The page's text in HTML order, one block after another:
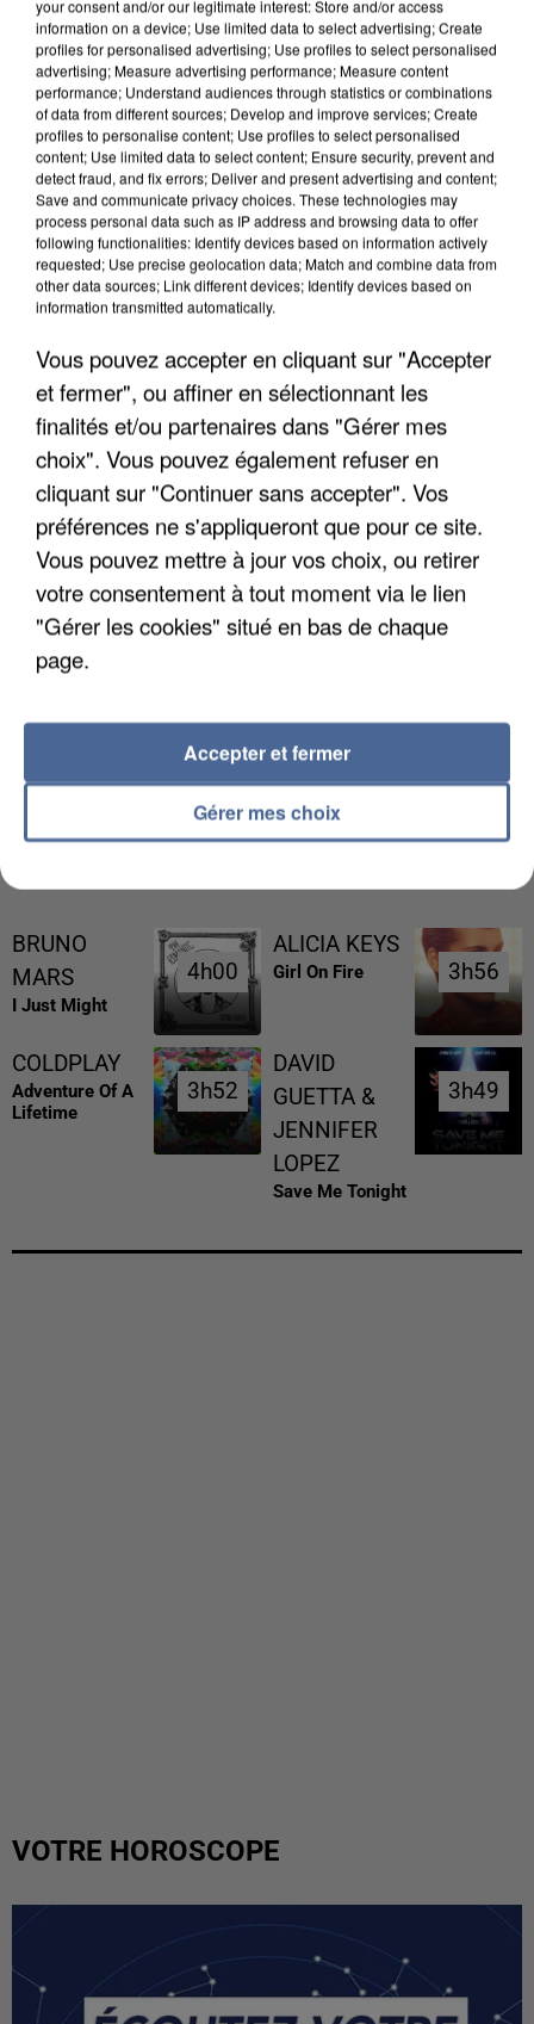
APRÈS TOUTES CES CANICULES, LES REFUGES
DE FAUNE SAUVAGE SONT...
L’UN DES FONDATEURS SUPPOSÉS DE LA DZ
MAFIA INTERPELLÉ EN ALGÉRIE
BRUNO
MARS
I Just Might
4h00
4h00
ALICIA KEYS
Girl On Fire 3h56
3h56
COLDPLAY
Adventure Of A
Lifetime
3h52
3h52
DAVID
GUETTA &
JENNIFER
LOPEZ
Save Me Tonight
3h49
3h49
VOTRE HOROSCOPE
your consent and/or our legitimate interest: Store and/or access
information on a device; Use limited data to select advertising; Create
profiles for personalised advertising; Use profiles to select personalised
advertising; Measure advertising performance; Measure content
performance; Understand audiences through statistics or combinations
of data from different sources; Develop and improve services; Create
profiles to personalise content; Use profiles to select personalised
content; Use limited data to select content; Ensure security, prevent and
detect fraud, and fix errors; Deliver and present advertising and content;
Save and communicate privacy choices. These technologies may
process personal data such as IP address and browsing data to offer
following functionalities: Identify devices based on information actively
requested; Use precise geolocation data; Match and combine data from
other data sources; Link different devices; Identify devices based on
information transmitted automatically.
Vous pouvez accepter en cliquant sur "Accepter
et fermer", ou affiner en sélectionnant les
finalités et/ou partenaires dans "Gérer mes
choix". Vous pouvez également refuser en
cliquant sur "Continuer sans accepter". Vos
préférences ne s'appliqueront que pour ce site.
Vous pouvez mettre à jour vos choix, ou retirer
votre consentement à tout moment via le lien
"Gérer les cookies" situé en bas de chaque
page.
Gérer mes choix
Accepter et fermer